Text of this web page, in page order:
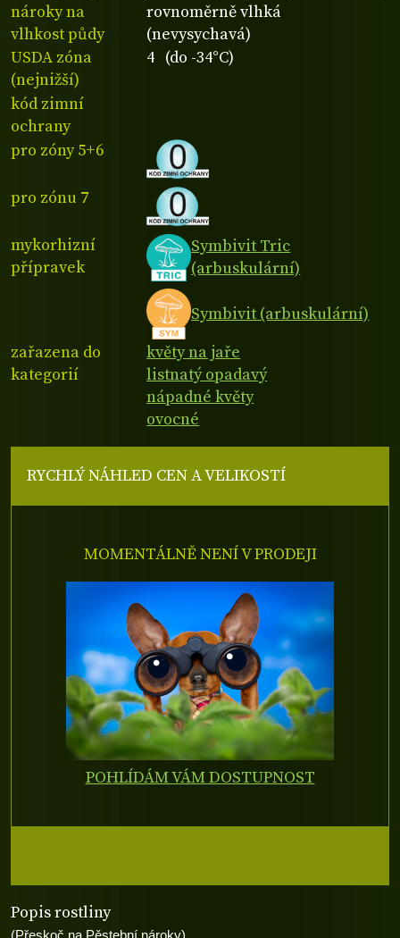
nároky na
vlhkost půdy
rovnoměrně vlhká
(nevysychavá)
USDA zóna
(nejnižší)
4 (do -34°C)
kód zimní
ochrany
pro zóny 5+6
pro zónu 7
mykorhizní
přípravek
Symbivit Tric
(arbuskulární)
Symbivit (arbuskulární)
zařazena do
kategorií
květy na jaře
listnatý opadavý
nápadné květy
ovocné
Popis rostliny
(Přeskoč na Pěstební nároky)
RYCHLÝ NÁHLED CEN A VELIKOSTÍ
MOMENTÁLNĚ NENÍ V PRODEJI
POHLÍDÁM VÁM DOSTUPNOST